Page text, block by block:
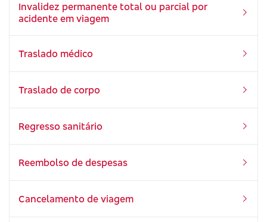
Invalidez permanente total ou parcial por
acidente em viagem
Traslado médico
Traslado de corpo
Regresso sanitário
Reembolso de despesas
Cancelamento de viagem